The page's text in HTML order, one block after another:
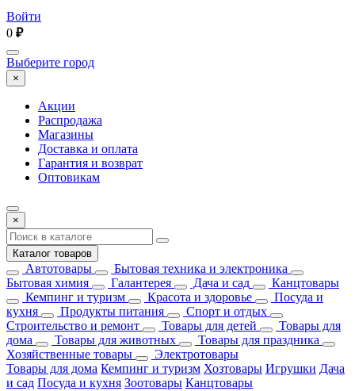
Войти
0 ₽
Выберите город
×
Акции
Распродажа
Магазины
Доставка и оплата
Гарантия и возврат
Оптовикам
×
Каталог товаров
Автотовары
Бытовая техника и электроника
Бытовая химия
Галантерея Дача и сад
Канцтовары
Кемпинг и туризм
Красота и здоровье
Посуда и
кухня
Продукты питания
Спорт и отдых
Строительство и ремонт
Товары для детей
Товары для
дома
Товары для животных
Товары для праздника
Хозяйственные товары
Электротовары
Товары для дома Кемпинг и туризм Хозтовары Игрушки Дача
и сад Посуда и кухня Зоотовары Канцтовары